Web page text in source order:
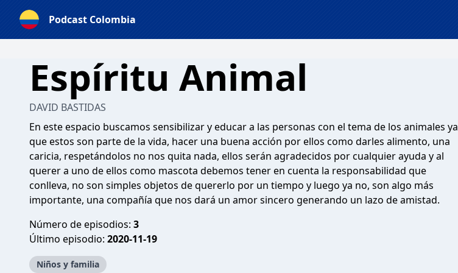
Podcast Colombia
Espíritu Animal
DAVID BASTIDAS
En este espacio buscamos sensibilizar y educar a las personas con el tema de los animales ya
que estos son parte de la vida, hacer una buena acción por ellos como darles alimento, una
caricia, respetándolos no nos quita nada, ellos serán agradecidos por cualquier ayuda y al
querer a uno de ellos como mascota debemos tener en cuenta la responsabilidad que
conlleva, no son simples objetos de quererlo por un tiempo y luego ya no, son algo más
importante, una compañía que nos dará un amor sincero generando un lazo de amistad.
Número de episodios: 3
Último episodio: 2020-11-19
Niños y familia